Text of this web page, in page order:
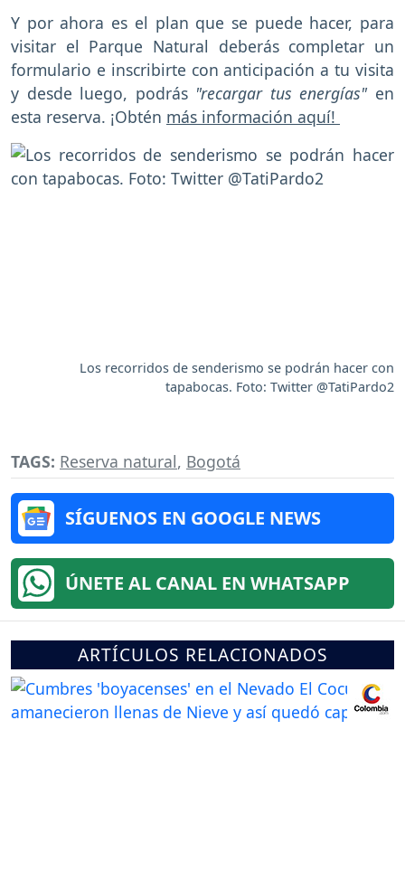
Y por ahora es el plan que se puede hacer, para
visitar el Parque Natural deberás completar un
formulario e inscribirte con anticipación a tu visita
y desde luego, podrás "recargar tus energías" en
esta reserva. ¡Obtén más información aquí!
Los recorridos de senderismo se podrán hacer con
tapabocas. Foto: Twitter @TatiPardo2
TAGS: Reserva natural, Bogotá
SÍGUENOS EN GOOGLE NEWS
ÚNETE AL CANAL EN WHATSAPP
ARTÍCULOS RELACIONADOS